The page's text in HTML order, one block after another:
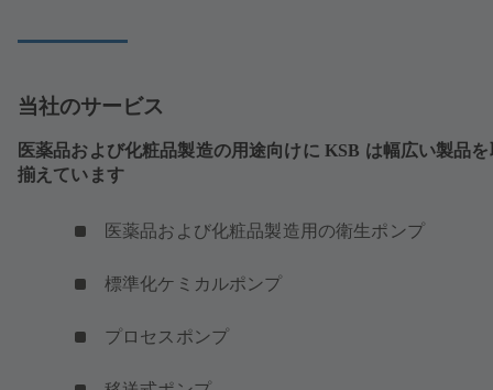
ま
当社のサービス
医薬品および化粧品製造の用途向けに KSB は幅広い製品
揃えています
医薬品および化粧品製造用の衛生ポンプ
標準化ケミカルポンプ
プロセスポンプ